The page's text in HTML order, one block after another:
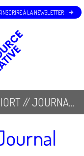
À LA NEWSLETTER
VILLE DE NIORT // JOURNAL INTERNE